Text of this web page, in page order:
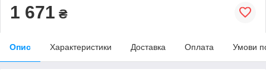
1 671 ₴
Опис Характеристики Доставка Оплата Умови